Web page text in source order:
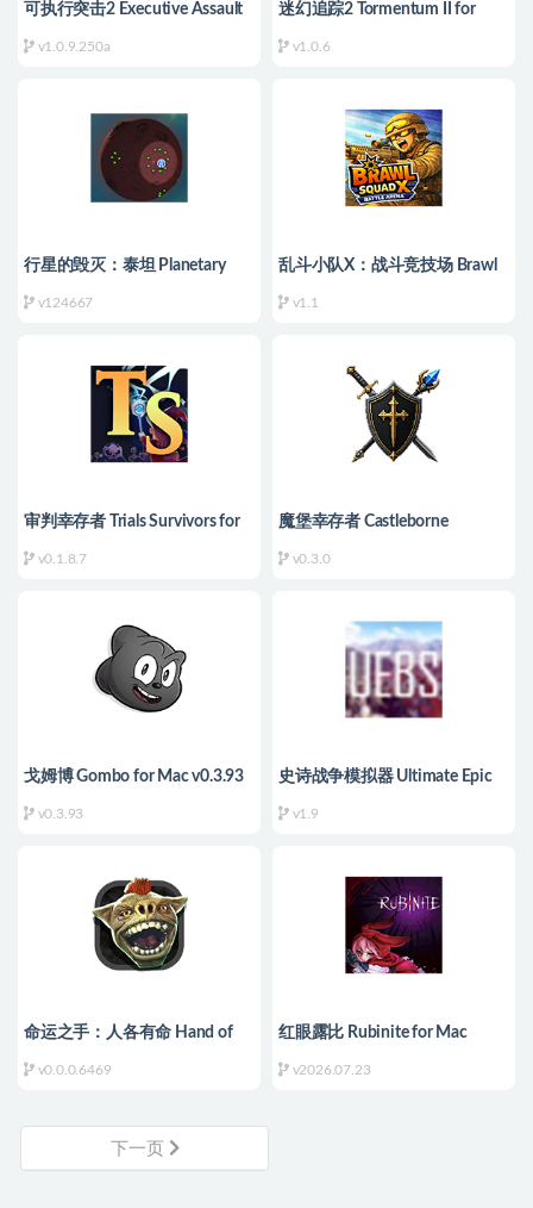
可执行突击2 Executive Assault
版v1.0.9.250a
迷幻追踪2 Tormentum II for
v1.0.6
行星的毁灭：泰坦 Planetary
v124667 中文原生版
v124667
乱斗小队X：战斗竞技场 Brawl
v1.1 中文原生版
v1.1
审判幸存者 Trials Survivors for
v0.1.8.7
魔堡幸存者 Castleborne
生版
v0.3.0
戈姆博 Gombo for Mac v0.3.93
v0.3.93
史诗战争模拟器 Ultimate Epic
文移植版
v1.9
命运之手：人各有命 Hand of
v0.0.0.6469 中文原生版
v0.0.0.6469
红眼露比 Rubinite for Mac
v2026.07.23
下一页